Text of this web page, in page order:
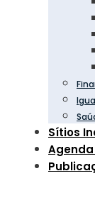
Sítios